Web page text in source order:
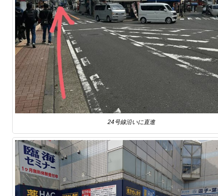
24号線沿いに直進